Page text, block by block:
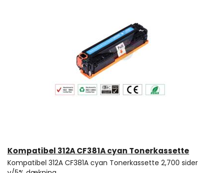
Kompatibel 312A CF381A cyan Tonerkassette
Kompatibel 312A CF381A cyan Tonerkassette 2,700 sider